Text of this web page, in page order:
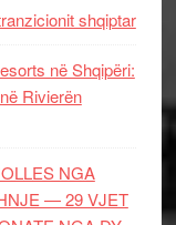
shqiptar
në Shqipëri:
Rivierën
NGA
— 29 VJET